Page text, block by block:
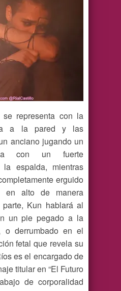
representa con la
a la pared y las
anciano jugando un
con un fuerte
la espalda, mientras
erguido
alto de manera
Kun hablará al
un pie pegado a la
o derrumbado en el
fetal que revela su
es el encargado de
titular en “El Futuro
de corporalidad